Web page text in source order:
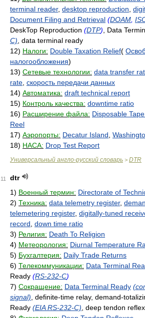
terminal reader, desktop reproduction
Document Filing and Retrieval (DOAM
DeskTop Reproduction (DTP) , Data
C) , data terminal ready
12) Налоги: Double Taxation Relief(
налогообложения)
13) Сетевые технологии: data transfer
rate скорость передачи данных
14) Автоматика: draft technical report
15) Контроль качества: downtime ratio
16) Расширение файла: Disposable
Reel
17) Аэропорты: Decatur Island
18) НАСА: Drop Test Report
Универсальный англо-русский словарь > DTR
11
dtr
1) Военный термин: Directorate of
2) Техника: data telemetry register,
telemetering register, digitally-tuned
record down time ratio
3) Религия: Death To Religion
4) Метеорология: Diurnal Temperature
5) Бухгалтерия: Daily Trade Returns
6) Телекоммуникации: Data Terminal
Ready (RS-232-C)
7) Сокращение: Data Terminal Ready
signal) , definite-time relay, demand-
Ready (EIA RS-232-C) , deep tendon